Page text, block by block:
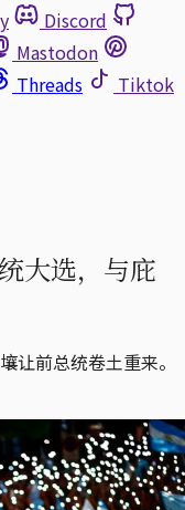
Discord
Mastodon
Threads
Tiktok
大选，与庇
让前总统卷土重来。